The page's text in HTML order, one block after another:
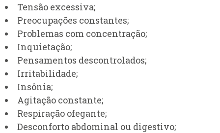
Tensão excessiva;
Preocupações constantes;
Problemas com concentração;
Inquietação;
Pensamentos descontrolados;
Irritabilidade;
Insônia;
Agitação constante;
Respiração ofegante;
Desconforto abdominal ou digestivo;